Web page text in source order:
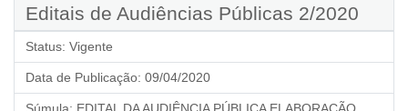
Editais de Audiências Públicas 2/2020
Status: Vigente
Data de Publicação: 09/04/2020
Súmula: EDITAL DA AUDIÊNCIA PÚBLICA ELABORAÇÃO